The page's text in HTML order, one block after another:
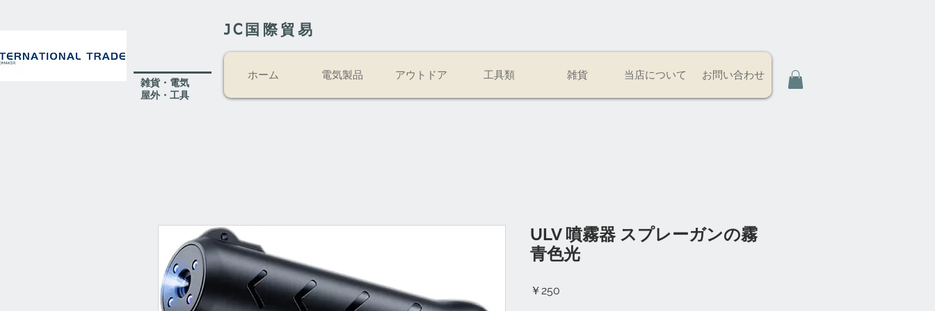
JC国際貿易
​雑貨・電気
​屋外・工具
ホーム 電気製品 アウトドア 工具類 雑貨 当店について お問い合わせ
ULV 噴霧器 スプレーガンの霧
青色光
￥250